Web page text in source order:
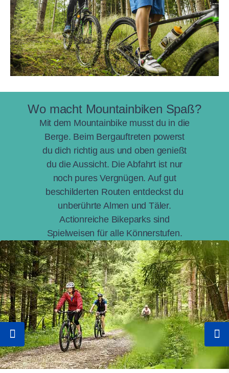
Wo macht Mountainbiken Spaß?
Mit dem Mountainbike musst du in die
Berge. Beim Bergauftreten powerst
du dich richtig aus und oben genießt
du die Aussicht. Die Abfahrt ist nur
noch pures Vergnügen. Auf gut
beschilderten Routen entdeckst du
unberührte Almen und Täler.
Actionreiche Bikeparks sind
Spielweisen für alle Könnerstufen.